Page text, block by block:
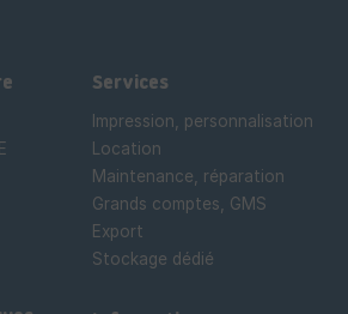
Services
Impression, personnalisation
Location
Maintenance, réparation
Grands comptes, GMS
Export
Stockage dédié